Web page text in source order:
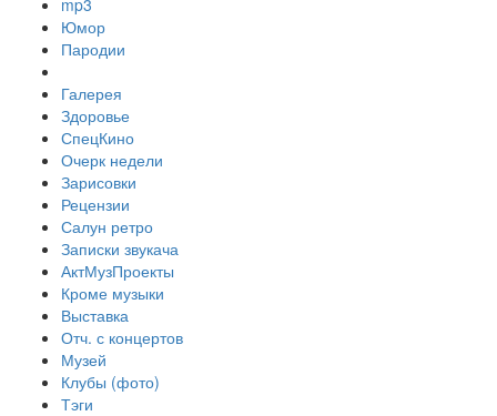
mp3
Юмор
Пародии
Галерея
Здоровье
СпецКино
Очерк недели
Зарисовки
Рецензии
Салун ретро
Записки звукача
АктМузПроекты
Кроме музыки
Выставка
Отч. с концертов
Музей
Клубы (фото)
Тэги